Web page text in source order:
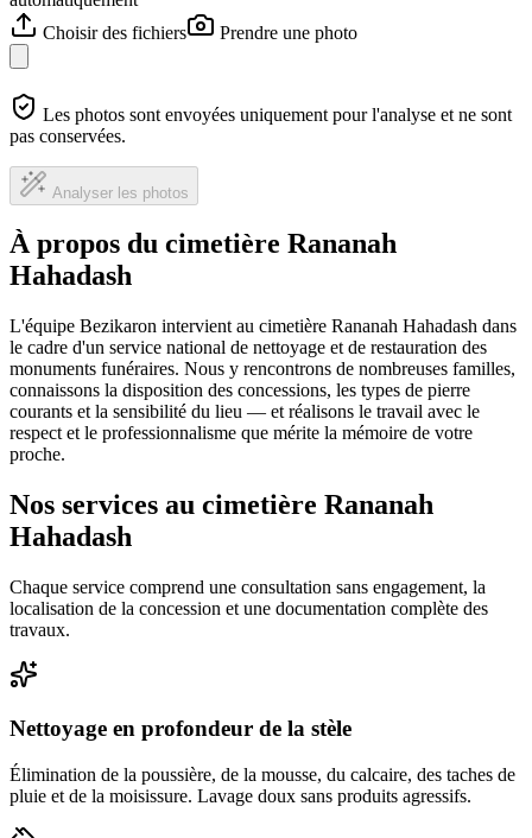
Choisir des fichiers
Prendre une photo
Les photos sont envoyées uniquement pour l'analyse et ne sont
pas conservées.
Analyser les photos
À propos du cimetière Rananah
Hahadash
L'équipe Bezikaron intervient au cimetière Rananah Hahadash dans
le cadre d'un service national de nettoyage et de restauration des
monuments funéraires. Nous y rencontrons de nombreuses familles,
connaissons la disposition des concessions, les types de pierre
courants et la sensibilité du lieu — et réalisons le travail avec le
respect et le professionnalisme que mérite la mémoire de votre
proche.
Nos services au cimetière Rananah
Hahadash
Chaque service comprend une consultation sans engagement, la
localisation de la concession et une documentation complète des
travaux.
Nettoyage en profondeur de la stèle
Élimination de la poussière, de la mousse, du calcaire, des taches de
pluie et de la moisissure. Lavage doux sans produits agressifs.